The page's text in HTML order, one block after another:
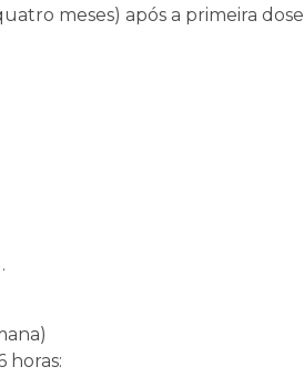
meses) após a primeira dose
horas: